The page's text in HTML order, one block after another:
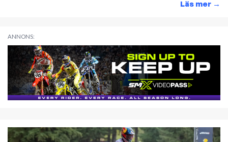
Läs mer →
ANNONS: